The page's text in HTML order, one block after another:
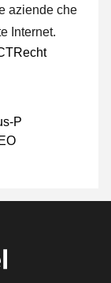
aziende che
Internet.